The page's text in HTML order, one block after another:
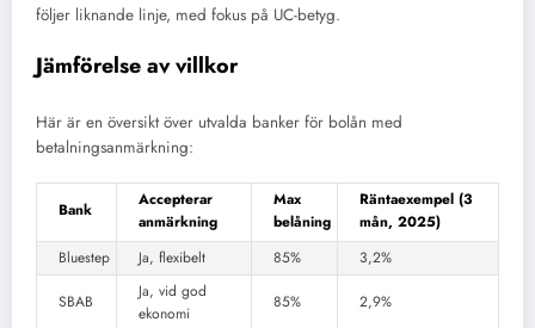
följer liknande linje, med fokus på UC-betyg.
Jämförelse av villkor
Här är en översikt över utvalda banker för bolån med
betalningsanmärkning:
Bank
Accepterar
anmärkning
Max
belåning
Räntaexempel (3
mån, 2025)
Bluestep
Ja, flexibelt 85% 3,2%
SBAB
Ja, vid god
ekonomi
85% 2,9%